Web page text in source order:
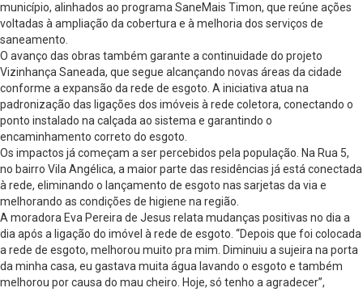
município, alinhados ao programa SaneMais Timon, que reúne ações
voltadas à ampliação da cobertura e à melhoria dos serviços de
saneamento.
O avanço das obras também garante a continuidade do projeto
Vizinhança Saneada, que segue alcançando novas áreas da cidade
conforme a expansão da rede de esgoto. A iniciativa atua na
padronização das ligações dos imóveis à rede coletora, conectando o
ponto instalado na calçada ao sistema e garantindo o
encaminhamento correto do esgoto.
Os impactos já começam a ser percebidos pela população. Na Rua 5,
no bairro Vila Angélica, a maior parte das residências já está conectada
à rede, eliminando o lançamento de esgoto nas sarjetas da via e
melhorando as condições de higiene na região.
A moradora Eva Pereira de Jesus relata mudanças positivas no dia a
dia após a ligação do imóvel à rede de esgoto. “Depois que foi colocada
a rede de esgoto, melhorou muito pra mim. Diminuiu a sujeira na porta
da minha casa, eu gastava muita água lavando o esgoto e também
melhorou por causa do mau cheiro. Hoje, só tenho a agradecer”,